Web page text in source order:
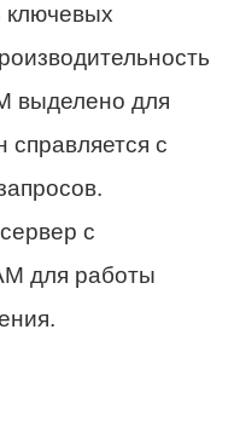
ключевых
выделено для
с
с
для работы